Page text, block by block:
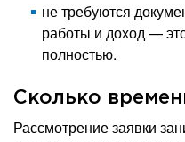
не требуются
работы и доход —
полностью.
Сколько
Рассмотрение заявки